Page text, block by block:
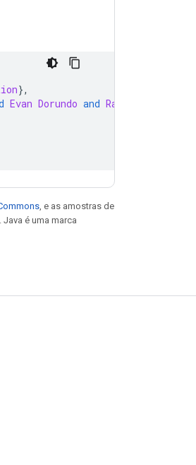
},
Evan Dorundo and Rahul
, e as amostras de
. Java é uma marca